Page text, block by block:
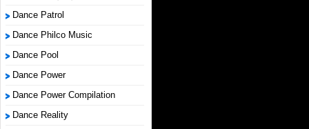
Dance Patrol
Dance Philco Music
Dance Pool
Dance Power
Dance Power Compilation
Dance Reality